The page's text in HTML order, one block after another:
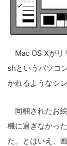
Mac OS Xがリ
shというパソコ
かれるようなシ
同梱されたお
機に過ぎなかっ
た。とはいえ、